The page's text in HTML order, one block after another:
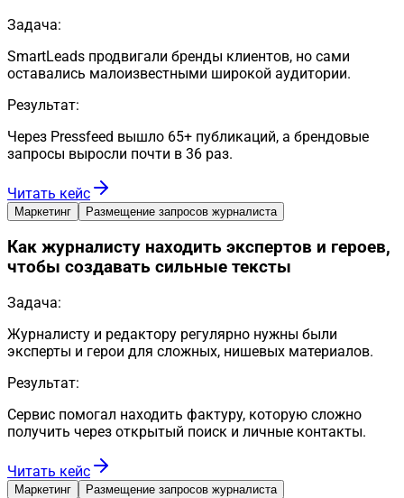
Задача:
SmartLeads продвигали бренды клиентов, но сами
оставались малоизвестными широкой аудитории.
Результат:
Через Pressfeed вышло 65+ публикаций, а брендовые
запросы выросли почти в 36 раз.
Читать кейс
Маркетинг Размещение запросов журналиста
Как журналисту находить экспертов и героев,
чтобы создавать сильные тексты
Задача:
Журналисту и редактору регулярно нужны были
эксперты и герои для сложных, нишевых материалов.
Результат:
Сервис помогал находить фактуру, которую сложно
получить через открытый поиск и личные контакты.
Читать кейс
Маркетинг Размещение запросов журналиста